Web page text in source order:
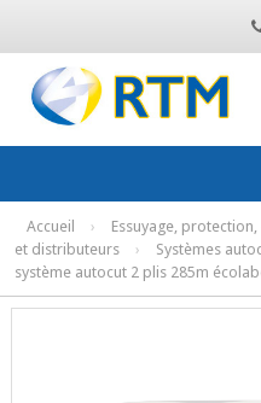
Accueil › Essuyage,
et distributeurs
› Systèmes
système autocut 2 plis 285m